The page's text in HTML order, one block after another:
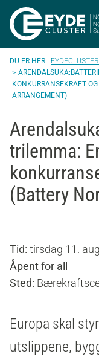
KONKURRANSEKRAFT
ARRANGEMENT)
trilemma:
(Battery
Tid: tirsdag 11.
Åpent for all
Sted:
Europa skal
utslippene,